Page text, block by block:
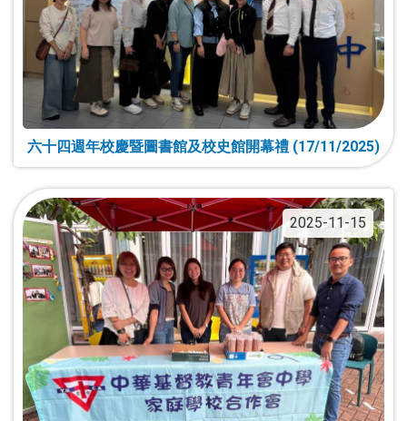
六十四週年校慶暨圖書館及校史館開幕禮 (17/11/2025)
2025-11-15